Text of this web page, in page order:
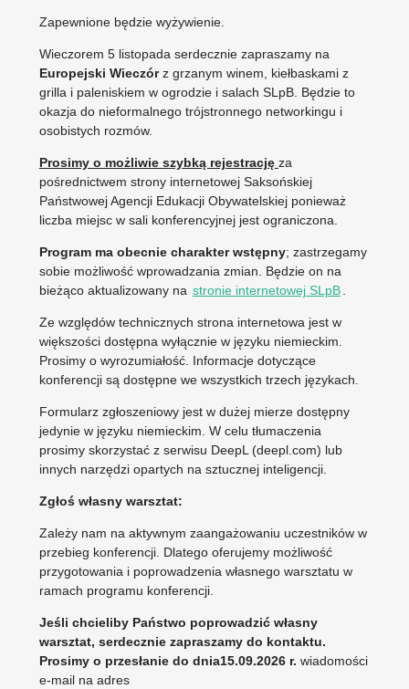
Zapewnione będzie wyżywienie.
Wieczorem 5 listopada serdecznie zapraszamy na
Europejski Wieczórz grzanym winem, kiełbaskami z
grilla i paleniskiem w ogrodzie i salach SLpB. Będzie to
okazja do nieformalnego trójstronnego networkingu i
osobistych rozmów.
Prosimy o możliwie szybką rejestrację za
pośrednictwem strony internetowej Saksońskiej
Państwowej Agencji Edukacji Obywatelskiej ponieważ
liczba miejsc w sali konferencyjnej jest ograniczona.
Program ma obecnie charakter wstępny; zastrzegamy
sobie możliwość wprowadzania zmian. Będzie on na
bieżąco aktualizowany na stronie internetowej SLpB
Ze względów technicznych strona internetowa jest w
większości dostępna wyłącznie w języku niemieckim.
Prosimy o wyrozumiałość. Informacje dotyczące
konferencji są dostępne we wszystkich trzech językach.
Formularz zgłoszeniowy jest w dużej mierze dostępny
jedynie w języku niemieckim. W celu tłumaczenia
prosimy skorzystać z serwisu DeepL (deepl.com) lub
innych narzędzi opartych na sztucznej inteligencji.
Zgłoś własny warsztat:
Zależy nam na aktywnym zaangażowaniu uczestników w
przebieg konferencji. Dlatego oferujemy możliwość
przygotowania i poprowadzenia własnego warsztatu w
ramach programu konferencji.
Jeśli chcieliby Państwo poprowadzić własny
warsztat, serdecznie zapraszamy do kontaktu.
Prosimy o przesłanie do dnia15.09.2026 r. wiadomości
e-mail na adres